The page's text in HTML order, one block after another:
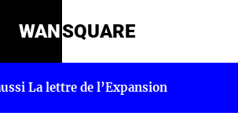
WANSQUARE
La lettre de l’Expansion